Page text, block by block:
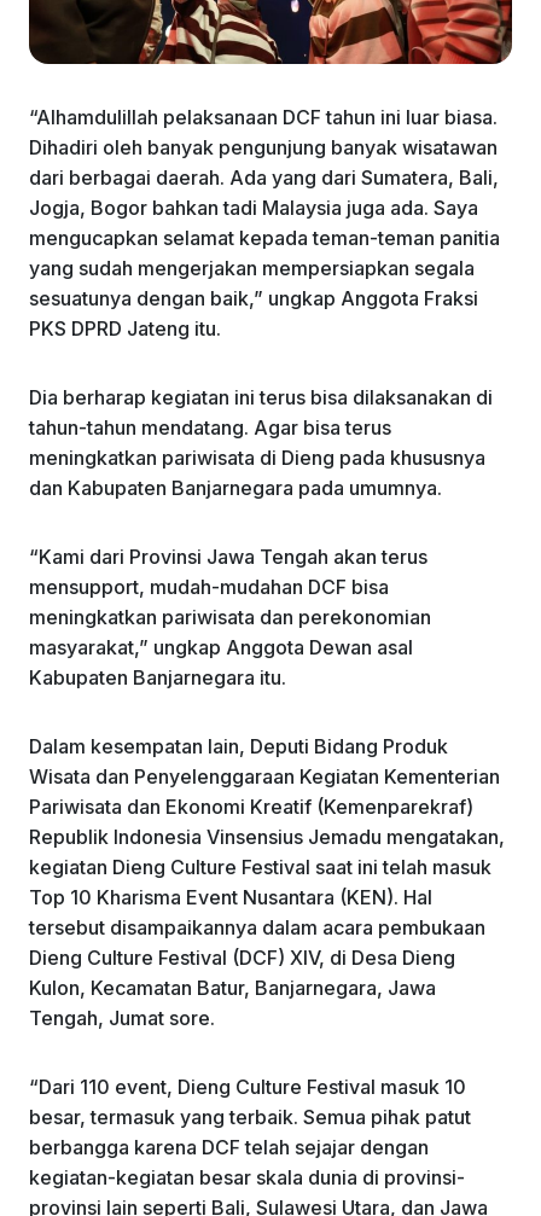
“Alhamdulillah pelaksanaan DCF tahun ini luar biasa.
Dihadiri oleh banyak pengunjung banyak wisatawan
dari berbagai daerah. Ada yang dari Sumatera, Bali,
Jogja, Bogor bahkan tadi Malaysia juga ada. Saya
mengucapkan selamat kepada teman-teman panitia
yang sudah mengerjakan mempersiapkan segala
sesuatunya dengan baik,” ungkap Anggota Fraksi
PKS DPRD Jateng itu.
Dia berharap kegiatan ini terus bisa dilaksanakan di
tahun-tahun mendatang. Agar bisa terus
meningkatkan pariwisata di Dieng pada khususnya
dan Kabupaten Banjarnegara pada umumnya.
“Kami dari Provinsi Jawa Tengah akan terus
mensupport, mudah-mudahan DCF bisa
meningkatkan pariwisata dan perekonomian
masyarakat,” ungkap Anggota Dewan asal
Kabupaten Banjarnegara itu.
Dalam kesempatan lain, Deputi Bidang Produk
Wisata dan Penyelenggaraan Kegiatan Kementerian
Pariwisata dan Ekonomi Kreatif (Kemenparekraf)
Republik Indonesia Vinsensius Jemadu mengatakan,
kegiatan Dieng Culture Festival saat ini telah masuk
Top 10 Kharisma Event Nusantara (KEN). Hal
tersebut disampaikannya dalam acara pembukaan
Dieng Culture Festival (DCF) XIV, di Desa Dieng
Kulon, Kecamatan Batur, Banjarnegara, Jawa
Tengah, Jumat sore.
“Dari 110 event, Dieng Culture Festival masuk 10
besar, termasuk yang terbaik. Semua pihak patut
berbangga karena DCF telah sejajar dengan
kegiatan-kegiatan besar skala dunia di provinsi-
provinsi lain seperti Bali, Sulawesi Utara, dan Jawa